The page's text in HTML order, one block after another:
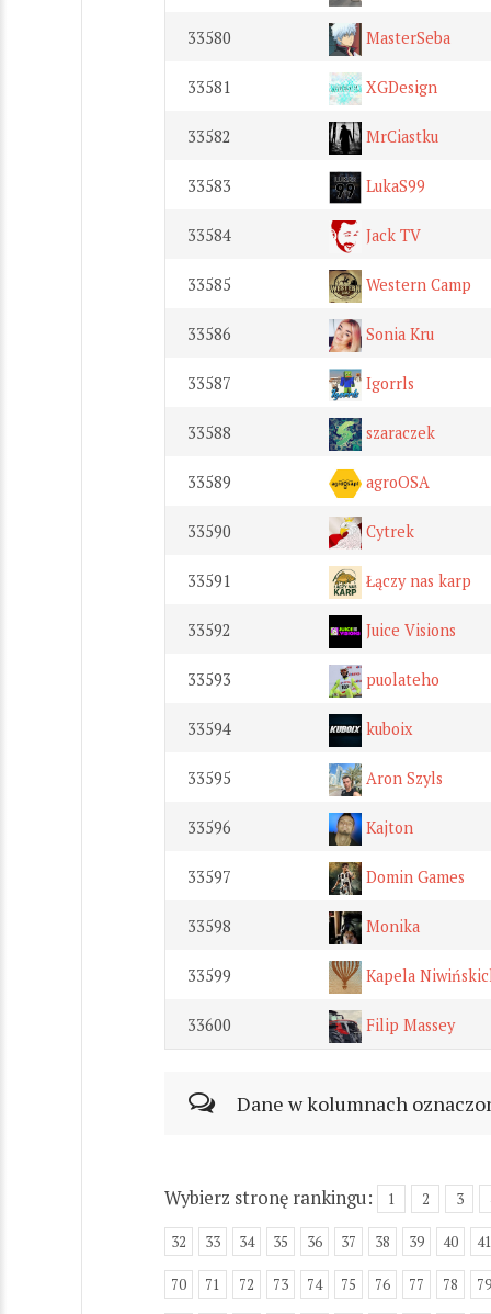
33580 MasterSeba
33581 XGDesign
33582 MrCiastku
33583 LukaS99
33584 Jack TV
33585 Western Camp
33586 Sonia Kru
33587 Igorrls
33588 szaraczek
33589 agroOSA
33590 Cytrek
33591 Łączy nas karp
33592 Juice Visions
33593 puolateho
33594 kuboix
33595 Aron Szyls
33596 Kajton
33597 Domin Games
33598 Monika
33599 Kapela
33600 Filip Massey
Dane w kolumnach
Wybierz stronę rankingu: 1 2 3
32 33 34 35 36 37 38 39 40 41
70 71 72 73 74 75 76 77 78 79